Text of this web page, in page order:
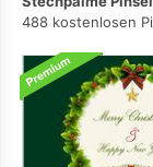
488 kostenlosen